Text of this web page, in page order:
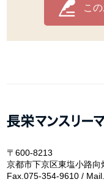
こ
〒600-8213
京都市下京区東塩小路
Fax.075-354-9610 /